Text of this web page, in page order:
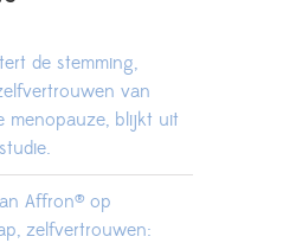
de stemming,
van
menopauze, blijkt uit
Affron® op
zelfvertrouwen: